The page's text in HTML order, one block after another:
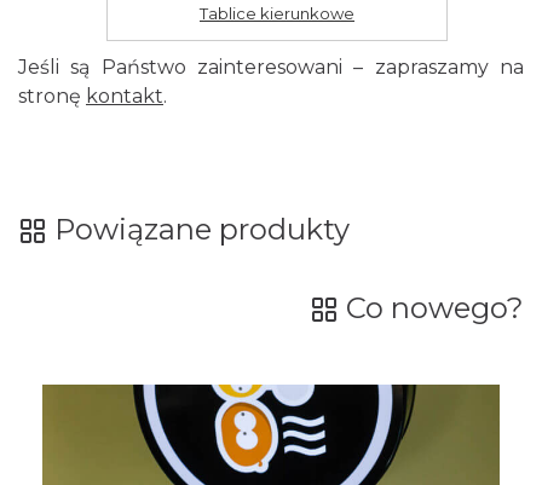
Tablice kierunkowe
Jeśli są Państwo zainteresowani – zapraszamy na
stronę kontakt.
Powiązane produkty
Co nowego?